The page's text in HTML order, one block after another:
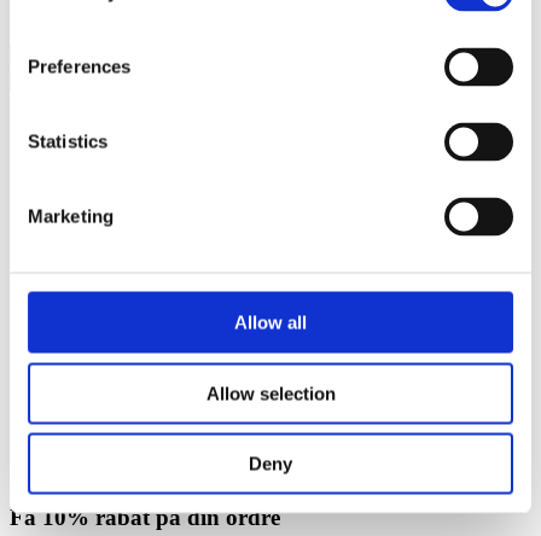
Preferences
Statistics
Marketing
Allow all
Allow selection
Deny
JA TAK til rabatkode og konkurrencer
Kongevejen 22
Man - Fre, 10.00 - 18.00
Få 10% rabat på din ordre